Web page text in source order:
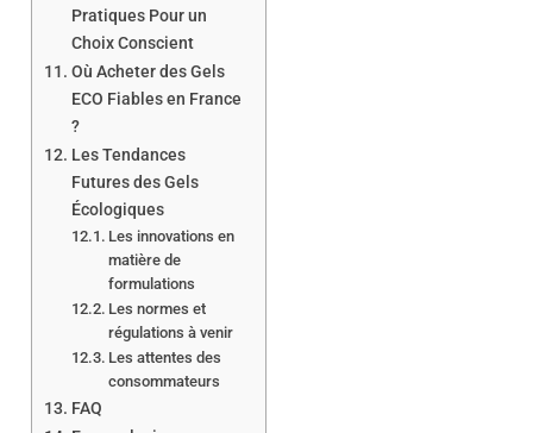
Pratiques Pour un
Choix Conscient
Où Acheter des Gels
ECO Fiables en France
?
Les Tendances
Futures des Gels
Écologiques
Les innovations en
matière de
formulations
Les normes et
régulations à venir
Les attentes des
consommateurs
FAQ